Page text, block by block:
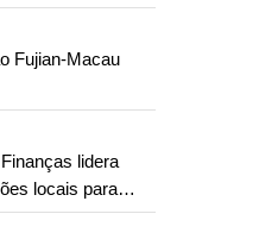
Fujian-Macau
lidera
locais para
os trabalhos